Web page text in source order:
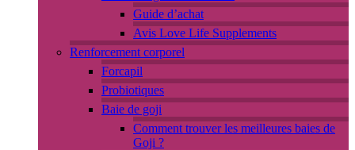
Guide d’achat
Avis Love Life Supplements
Renforcement corporel
Forcapil
Probiotiques
Baie de goji
Comment trouver les meilleures baies de
Goji ?